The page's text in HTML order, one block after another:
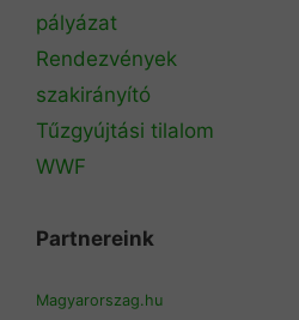
pályázat
Rendezvények
szakirányító
Tűzgyújtási tilalom
WWF
Partnereink
Magyarorszag.hu